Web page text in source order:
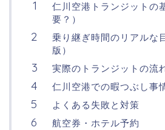
仁川空港トランジットの
要？）
乗り継ぎ時間のリアルな
版）
実際のトランジットの流
仁川空港での暇つぶし事
よくある失敗と対策
航空券・ホテル予約